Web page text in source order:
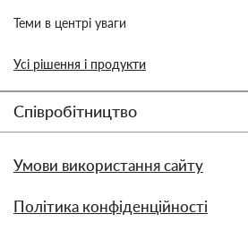
Теми в центрі уваги
Усі рішення і продукти
Співробітництво
Умови використання сайту
Політика конфіденційності